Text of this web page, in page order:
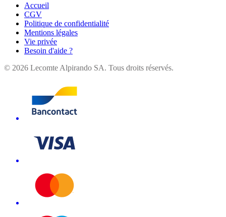
Accueil
CGV
Politique de confidentialité
Mentions légales
Vie privée
Besoin d'aide ?
© 2026 Lecomte Alpirando SA. Tous droits réservés.